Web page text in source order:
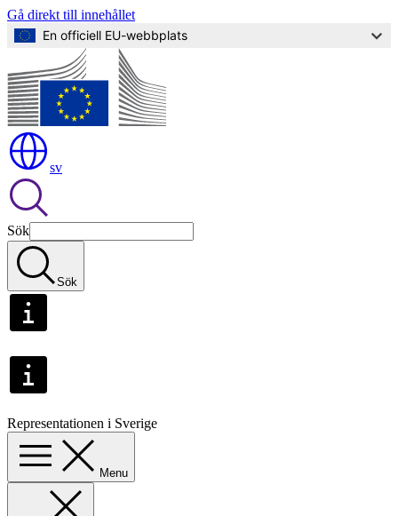
Gå direkt till innehållet
En officiell EU-webbplats
sv
Sök
Sök
Representationen i Sverige
Menu